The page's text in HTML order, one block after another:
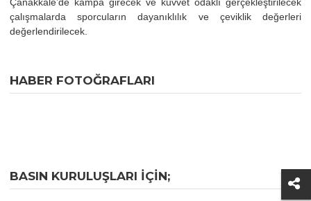
çalışmalarda sporcuların dayanıklılık ve çeviklik değerleri
değerlendirilecek.
HABER FOTOĞRAFLARI
BASIN KURULUŞLARI IÇIN;